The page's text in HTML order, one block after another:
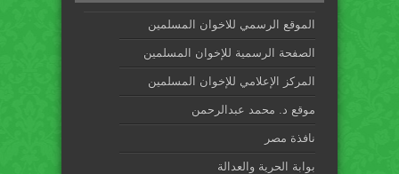
الموقع الرسمي للاخوان المسلمين
الصفحة الرسمية للإخوان المسلمين
المركز الإعلامي للإخوان المسلمين
موقع د. محمد عبدالرحمن
نافذة مصر
بوابة الحرية والعدالة